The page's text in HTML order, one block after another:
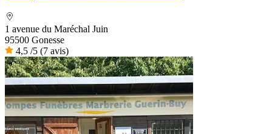
1 avenue du Maréchal Juin
95500 Gonesse
4,5 /5 (7 avis)